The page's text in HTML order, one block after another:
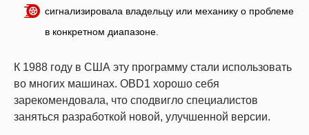
сигнализировала владельцу или механику о проблеме
в конкретном диапазоне.
К 1988 году в США эту программу стали использовать
во многих машинах. OBD1 хорошо себя
зарекомендовала, что сподвигло специалистов
заняться разработкой новой, улучшенной версии.